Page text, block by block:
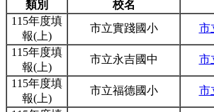
類別
校名
115年度填
報(上)
市立實踐國小
市
115年度填
報(上)
市立永吉國中
市
115年度填
報(上)
市立福德國小
市